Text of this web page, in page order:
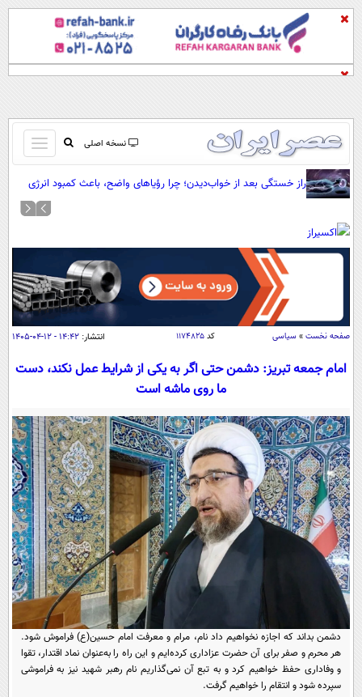
نسخه اصلی
باز
و
بسته
کردن
صفحه اول
آب و هوا
اوقات شرعی
پیوند ها
سیاسی
اقتصاد
اقتصادی
خودرو
جامعه
اجتماعی
حوادث
سلامت
یک برش دانایی
محیط زیست
سفر و تفریح
ورزشی
بین الملل
سیاست خارجی
فرهنگ و هنر
علم و دانش
فناوری و It
اخبار کریپتو
قرآن
گوناگون
باشگاه مغز
مجله تصویری سلاح
اقتصاد
ورزش
عصر ایران 2
خواندنی ها و دیدنی ها
آموزش زبان
راز خستگی بعد از خواب‌دیدن؛ چرا رؤیاهای واضح، باعث کمبود انرژی
صفحه نخست » سیاسی کد۱۱۷۴۸۲۵ انتشار: ۱۴:۴۲ - ۱۲-۰۴-۱۴۰۵
امام جمعه تبریز: دشمن حتی اگر به یکی از شرایط عمل نکند، دست
ما روی ماشه است
دشمن بداند که اجازه نخواهیم داد نام، مرام و معرفت امام حسین(ع) فراموش شود.
هر محرم و صفر برای آن حضرت عزاداری کرده‌ایم و این راه را به‌عنوان نماد اقتدار، تقوا
و وفاداری حفظ خواهیم کرد و به تبع آن نمی‌گذاریم نام رهبر شهید نیز به فراموشی
سپرده شود و انتقام را خواهیم گرفت.